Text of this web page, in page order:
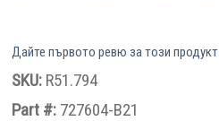
Дайте първото ревю за този продукт
SKU: R51.794
Part #: 727604-B21